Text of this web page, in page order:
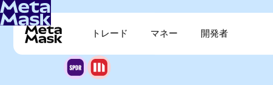
トレード マネー 開発者